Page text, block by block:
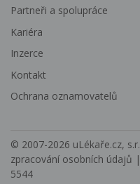
Partneři a spolupráce
Kariéra
Inzerce
Kontakt
Ochrana oznamovatelů
© 2007-2026 uLékaře.cz,
zpracování osobních údajů |
5544